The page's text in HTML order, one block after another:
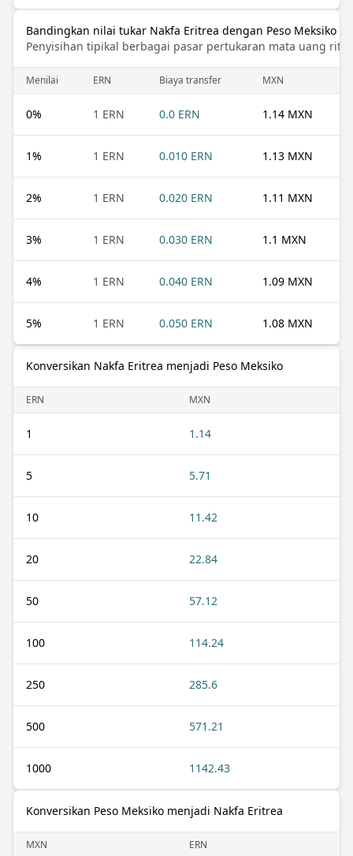
Bandingkan nilai tukar Nakfa Eritrea dengan Peso Meksiko
Penyisihan tipikal berbagai pasar pertukaran mata uang ritel
Menilai ERN Biaya transfer MXN
0% 1 ERN 0.0 ERN 1.14 MXN
1% 1 ERN 0.010 ERN 1.13 MXN
2% 1 ERN 0.020 ERN 1.11 MXN
3% 1 ERN 0.030 ERN 1.1 MXN
4% 1 ERN 0.040 ERN 1.09 MXN
5% 1 ERN 0.050 ERN 1.08 MXN
Konversikan Nakfa Eritrea menjadi Peso Meksiko
ERN MXN
1 1.14
5 5.71
10 11.42
20 22.84
50 57.12
100 114.24
250 285.6
500 571.21
1000 1142.43
Konversikan Peso Meksiko menjadi Nakfa Eritrea
MXN ERN